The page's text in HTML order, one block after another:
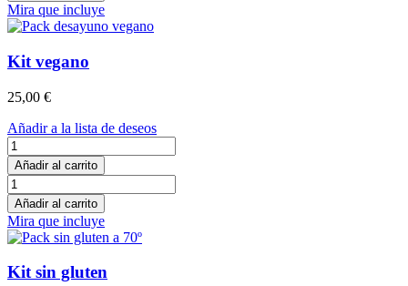
variada
cantidad
Mira que incluye
Kit vegano
25,00 €
Añadir a la lista de deseos
Kit
vegano
cantidad
Añadir al carrito
Kit
vegano
cantidad
Añadir al carrito
Mira que incluye
Kit sin gluten